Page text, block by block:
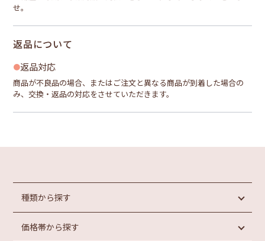
せ。
返品について
返品対応
商品が不良品の場合、またはご注文と異なる商品が到着した場合の
み、交換・返品の対応をさせていただきます。
種類から探す
めんたいこ
価格帯から探す